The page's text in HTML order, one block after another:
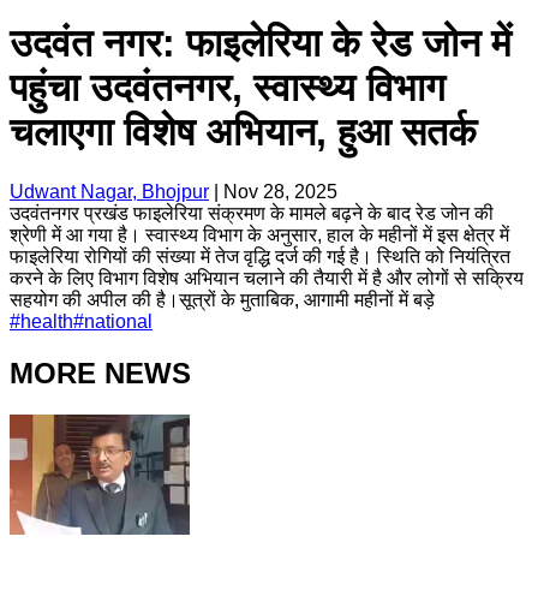
उदवंत नगर: फाइलेरिया के रेड जोन में
पहुंचा उदवंतनगर, स्वास्थ्य विभाग
चलाएगा विशेष अभियान, हुआ सतर्क
Udwant Nagar, Bhojpur
Nov 28, 2025
उदवंतनगर प्रखंड फाइलेरिया संक्रमण के मामले बढ़ने के बाद रेड जोन की
श्रेणी में आ गया है। स्वास्थ्य विभाग के अनुसार, हाल के महीनों में इस क्षेत्र में
फाइलेरिया रोगियों की संख्या में तेज वृद्धि दर्ज की गई है। स्थिति को नियंत्रित
करने के लिए विभाग विशेष अभियान चलाने की तैयारी में है और लोगों से सक्रिय
सहयोग की अपील की है।सूत्रों के मुताबिक, आगामी महीनों में बड़े
#health#national
MORE NEWS